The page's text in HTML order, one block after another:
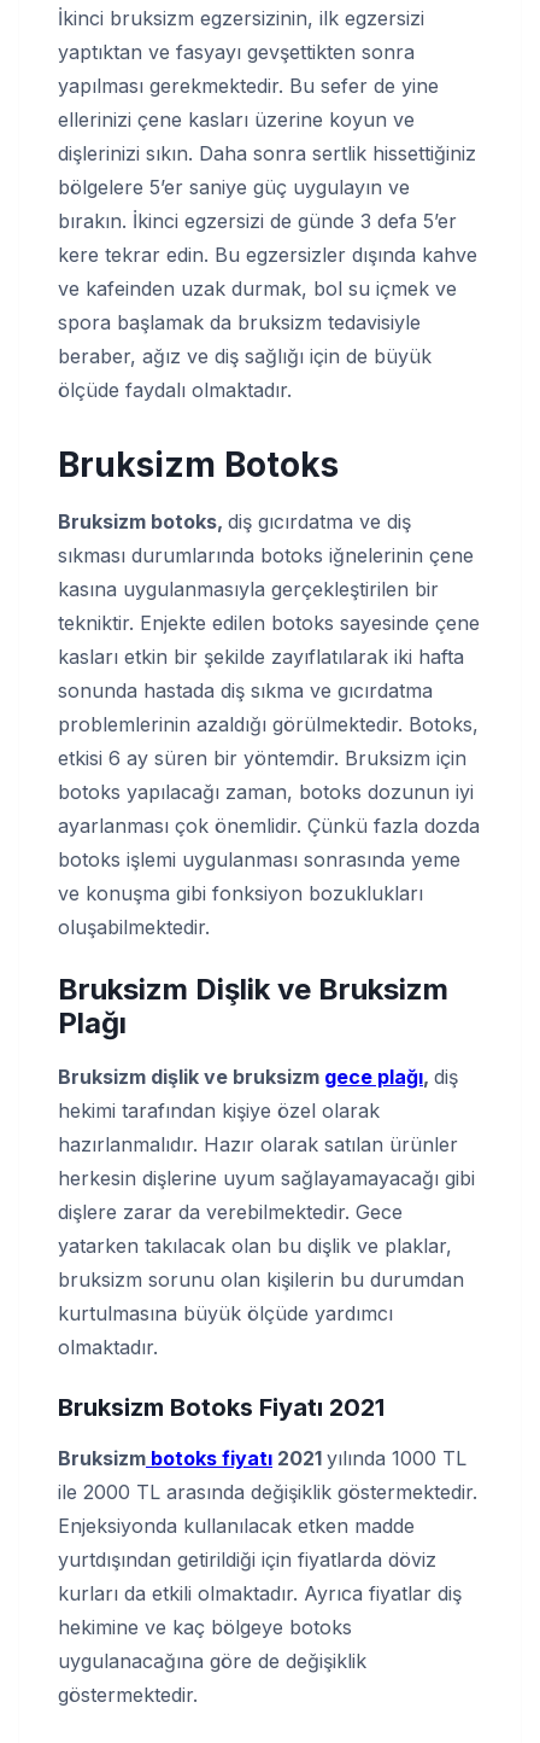
İkinci bruksizm egzersizinin, ilk egzersizi
yaptıktan ve fasyayı gevşettikten sonra
yapılması gerekmektedir. Bu sefer de yine
ellerinizi çene kasları üzerine koyun ve
dişlerinizi sıkın. Daha sonra sertlik hissettiğiniz
bölgelere 5’er saniye güç uygulayın ve
bırakın. İkinci egzersizi de günde 3 defa 5’er
kere tekrar edin. Bu egzersizler dışında kahve
ve kafeinden uzak durmak, bol su içmek ve
spora başlamak da bruksizm tedavisiyle
beraber, ağız ve diş sağlığı için de büyük
ölçüde faydalı olmaktadır.
Bruksizm Botoks
Bruksizm botoks, diş gıcırdatma ve diş
sıkması durumlarında botoks iğnelerinin çene
kasına uygulanmasıyla gerçekleştirilen bir
tekniktir. Enjekte edilen botoks sayesinde çene
kasları etkin bir şekilde zayıflatılarak iki hafta
sonunda hastada diş sıkma ve gıcırdatma
problemlerinin azaldığı görülmektedir. Botoks,
etkisi 6 ay süren bir yöntemdir. Bruksizm için
botoks yapılacağı zaman, botoks dozunun iyi
ayarlanması çok önemlidir. Çünkü fazla dozda
botoks işlemi uygulanması sonrasında yeme
ve konuşma gibi fonksiyon bozuklukları
oluşabilmektedir.
Bruksizm Dişlik ve Bruksizm
Plağı
Bruksizm dişlik ve bruksizm gece plağı, diş
hekimi tarafından kişiye özel olarak
hazırlanmalıdır. Hazır olarak satılan ürünler
herkesin dişlerine uyum sağlayamayacağı gibi
dişlere zarar da verebilmektedir. Gece
yatarken takılacak olan bu dişlik ve plaklar,
bruksizm sorunu olan kişilerin bu durumdan
kurtulmasına büyük ölçüde yardımcı
olmaktadır.
Bruksizm Botoks Fiyatı 2021
Bruksizm botoks fiyatı 2021 yılında 1000 TL
ile 2000 TL arasında değişiklik göstermektedir.
Enjeksiyonda kullanılacak etken madde
yurtdışından getirildiği için fiyatlarda döviz
kurları da etkili olmaktadır. Ayrıca fiyatlar diş
hekimine ve kaç bölgeye botoks
uygulanacağına göre de değişiklik
göstermektedir.